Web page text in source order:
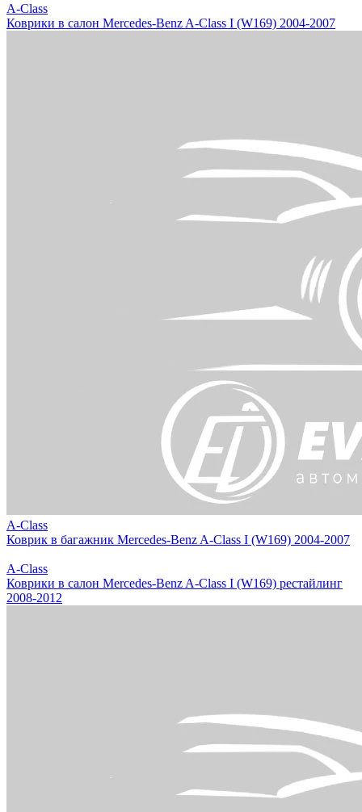
A-Class
Коврики в салон Mercedes-Benz A-Class I (W169) 2004-2007
A-Class
Коврик в багажник Mercedes-Benz A-Class I (W169) 2004-2007
A-Class
Коврики в салон Mercedes-Benz A-Class I (W169) рестайлинг
2008-2012